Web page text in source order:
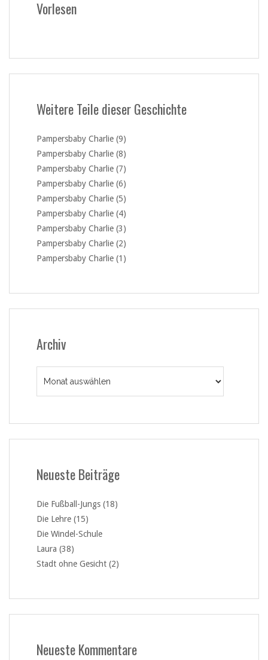
Vorlesen
Weitere Teile dieser Geschichte
Pampersbaby Charlie (9)
Pampersbaby Charlie (8)
Pampersbaby Charlie (7)
Pampersbaby Charlie (6)
Pampersbaby Charlie (5)
Pampersbaby Charlie (4)
Pampersbaby Charlie (3)
Pampersbaby Charlie (2)
Pampersbaby Charlie (1)
Archiv
Neueste Beiträge
Die Fußball-Jungs (18)
Die Lehre (15)
Die Windel-Schule
Laura (38)
Stadt ohne Gesicht (2)
Neueste Kommentare